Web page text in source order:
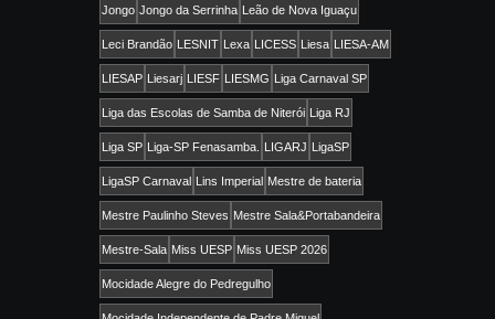
Jongo Jongo da Serrinha Leão de Nova Iguaçu
Leci Brandão LESNIT Lexa LICESS Liesa LIESA-AM
LIESAP Liesarj LIESF LIESMG Liga Carnaval SP
Liga das Escolas de Samba de Niterói Liga RJ
Liga SP Liga-SP Fenasamba. LIGARJ LigaSP
LigaSP Carnaval Lins Imperial Mestre de bateria
Mestre Paulinho Steves Mestre Sala&Portabandeira
Mestre-Sala Miss UESP Miss UESP 2026
Mocidade Alegre do Pedregulho